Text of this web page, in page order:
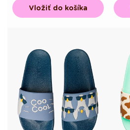
Vložiť do košíka